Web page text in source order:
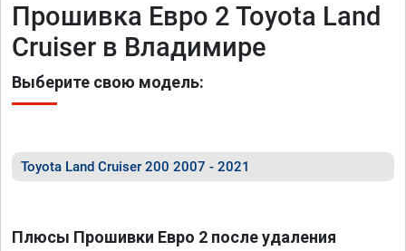
Прошивка Евро 2 Toyota Land
Cruiser в Владимире
Выберите свою модель:
Toyota Land Cruiser 200 2007 - 2021
Плюсы Прошивки Евро 2 после удаления